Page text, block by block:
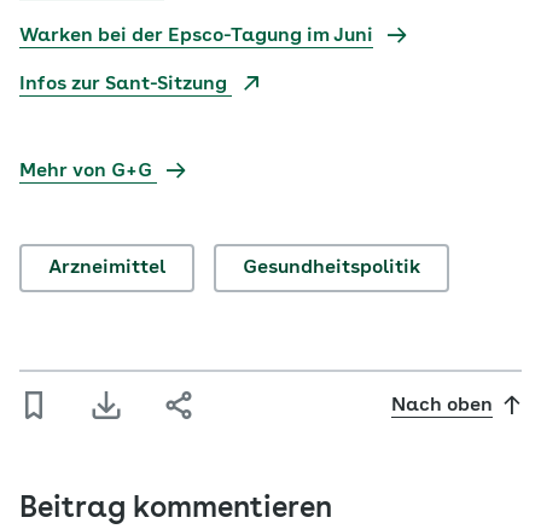
Warken bei der Epsco-Tagung im Juni
Infos zur Sant-Sitzung
Mehr von G+G
Arzneimittel Gesundheitspolitik
Nach oben
Beitrag kommentieren